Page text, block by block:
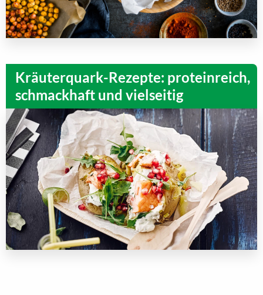
Kräuterquark-Rezepte: proteinreich,
schmackhaft und vielseitig